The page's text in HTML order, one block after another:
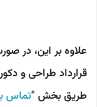
علاوه بر این، در
قرارداد طراحی و
طریق بخش "تماس